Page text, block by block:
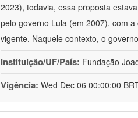
2023), todavia, essa proposta
pelo governo Lula (em 2007), com
vigente. Naquele contexto, o
Instituição/UF/País: Fundação
Vigência: Wed Dec 06 00:00:00